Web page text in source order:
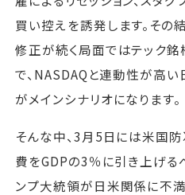
買い控えを誘発します。その
修正が続く局面ではテック
で、NASDAQと連動性が高
がメインシナリオになります。
そんな中、3月5日には米国
費をGDPの3％に引き上げる
ンプ大統領が日米関係に不